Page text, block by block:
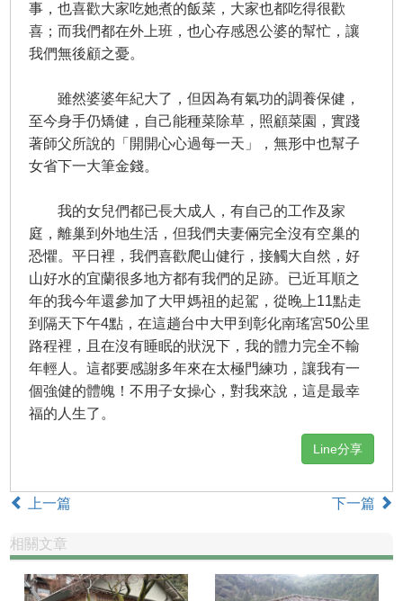
事，也喜歡大家吃她煮的飯菜，大家也都吃得很歡
喜；而我們都在外上班，也心存感恩公婆的幫忙，讓
我們無後顧之憂。
雖然婆婆年紀大了，但因為有氣功的調養保健，
至今身手仍矯健，自己能種菜除草，照顧菜園，實踐
著師父所說的「開開心心過每一天」，無形中也幫子
女省下一大筆金錢。
我的女兒們都已長大成人，有自己的工作及家
庭，離巢到外地生活，但我們夫妻倆完全沒有空巢的
恐懼。平日裡，我們喜歡爬山健行，接觸大自然，好
山好水的宜蘭很多地方都有我們的足跡。已近耳順之
年的我今年還參加了大甲媽祖的起駕，從晚上11點走
到隔天下午4點，在這趟台中大甲到彰化南瑤宮50公里
路程裡，且在沒有睡眠的狀況下，我的體力完全不輸
年輕人。這都要感謝多年來在太極門練功，讓我有一
個強健的體魄！不用子女操心，對我來說，這是最幸
福的人生了。
Line分享
上一篇 下一篇
相關文章